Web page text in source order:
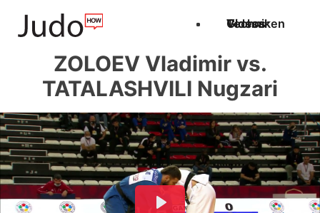
Techniken
Videos
Glossar
ZOLOEV Vladimir vs.
TATALASHVILI Nugzari